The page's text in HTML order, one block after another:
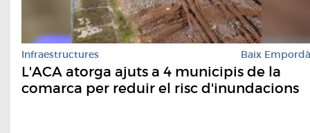
Infraestructures Baix Empordà
L'ACA atorga ajuts a 4 municipis de la
comarca per reduir el risc d'inundacions